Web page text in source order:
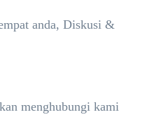
anda, Diskusi &
menghubungi kami